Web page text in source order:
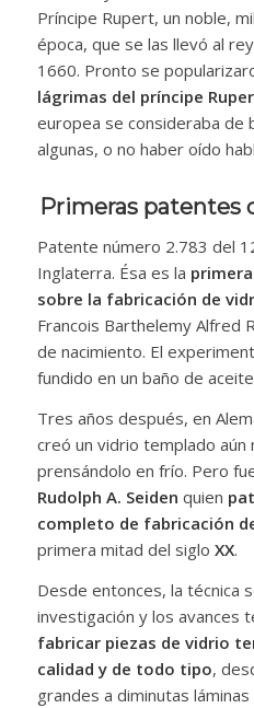
Príncipe Rupert, un noble,
época, que se las llevó al
1660. Pronto se
lágrimas del príncipe
europea se consideraba de
algunas, o no haber oído
Primeras patentes
Patente número 2.783 del
Inglaterra. Ésa es la
sobre la fabricación de
Francois Barthelemy Alfred
de nacimiento. El
fundido en un baño de
Tres años después, en
creó un vidrio templado
prensándolo en frío. Pero
Rudolph A. Seiden quien
completo de fabricación
primera mitad del siglo XX.
Desde entonces, la técnica
investigación y los avances
fabricar piezas de vidrio
calidad y de todo tipo,
grandes a diminutas